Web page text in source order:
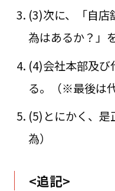
(3)次に、「自店
為はあるか？」
(4)会社本部及び
る。（※最後は
(5)とにかく、
為）
<追記>